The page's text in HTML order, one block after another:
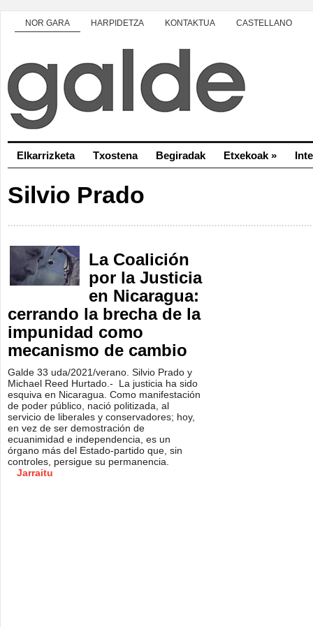
NOR GARA HARPIDETZA KONTAKTUA CASTELLANO
Elkarrizketa Txostena Begiradak Etxekoak »
Silvio Prado
La Coalición
por la Justicia
en Nicaragua:
cerrando la brecha de la
impunidad como
mecanismo de cambio
Galde 33 uda/2021/verano. Silvio Prado y
Michael Reed Hurtado.- La justicia ha sido
esquiva en Nicaragua. Como manifestación
de poder público, nació politizada, al
servicio de liberales y conservadores; hoy,
en vez de ser demostración de
ecuanimidad e independencia, es un
órgano más del Estado-partido que, sin
controles, persigue su permanencia.
Jarraitu